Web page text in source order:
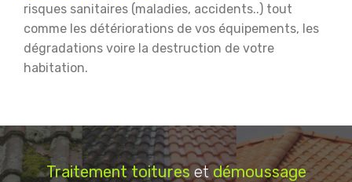
risques sanitaires (maladies, accidents..) tout
comme les détériorations de vos équipements, les
dégradations voire la destruction de votre
habitation.
Traitement toitureset démoussage